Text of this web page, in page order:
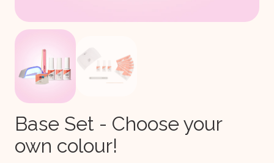
Base Set - Choose your
own colour!